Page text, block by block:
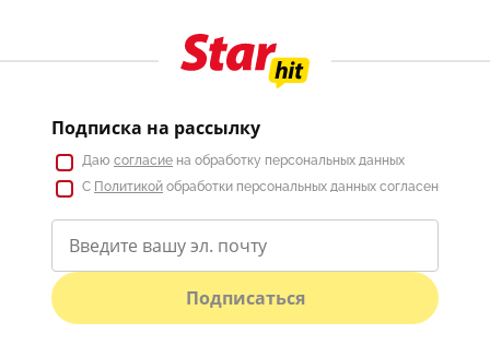
Подписка на рассылку
Даю согласие на обработку персональных данных
С Политикой обработки персональных данных согласен
Подписаться